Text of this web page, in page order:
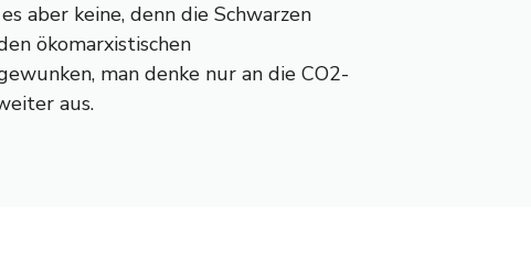
aber keine, denn die Schwarzen
ökomarxistischen
man denke nur an die CO2-
aus.